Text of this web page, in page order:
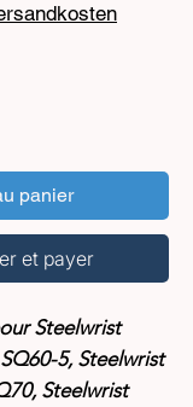
panier
et payer
Steelwrist
5, Steelwrist
Steelwrist